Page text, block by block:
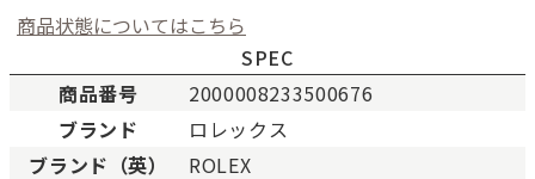
商品状態についてはこちら
SPEC
商品番号
2000008233500676
ブランド
ロレックス
ブランド（英）
ROLEX